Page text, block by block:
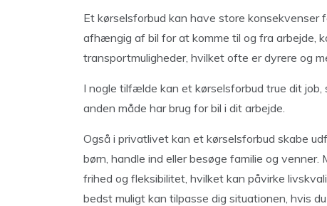
Et kørselsforbud kan have store konsekvenser
afhængig af bil for at komme til og fra arbejde,
transportmuligheder, hvilket ofte er dyrere og
I nogle tilfælde kan et kørselsforbud true dit
anden måde har brug for bil i dit arbejde.
Også i privatlivet kan et kørselsforbud skabe
børn, handle ind eller besøge familie og
frihed og fleksibilitet, hvilket kan påvirke
bedst muligt kan tilpasse dig situationen, hvis